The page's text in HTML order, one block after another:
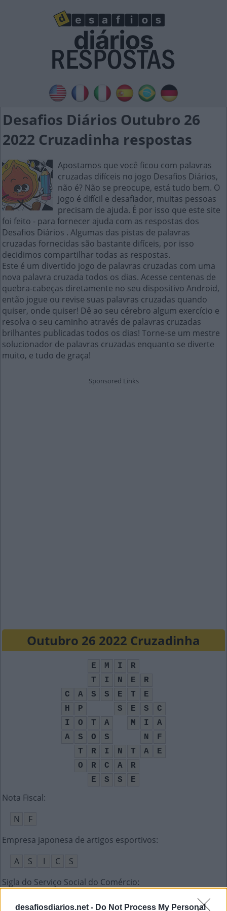
desafiosdiarios.net - Do Not Process My Personal
Desafios Diários Outubro 26
2022 Cruzadinha respostas
Apostamos que você ficou com palavras
cruzadas difíceis no jogo Desafios Diários,
não é? Não se preocupe, está tudo bem. O
jogo é difícil e desafiador, muitas pessoas
precisam de ajuda. É por isso que este site
foi feito - para fornecer ajuda com as respostas dos
Desafios Diários . Algumas das pistas de palavras
cruzadas fornecidas são bastante difíceis, por isso
decidimos compartilhar todas as respostas.
Este é um divertido jogo de palavras cruzadas com uma
nova palavra cruzada todos os dias. Acesse centenas de
quebra-cabeças diretamente no seu dispositivo Android,
então jogue ou revise suas palavras cruzadas quando
quiser, onde quiser! Dê ao seu cérebro algum exercício e
resolva o seu caminho através de palavras cruzadas
brilhantes publicadas todos os dias! Torne-se um mestre
solucionador de palavras cruzadas enquanto se diverte
muito, e tudo de graça!
Outubro 26 2022 Cruzadinha
E M I
R
T
I N E
R
C
A S S E T
E
H
P S E S
C
I
O T A M I
A
A
S O S N
F
T
R I N T A
E
O
R C A
R
E
S S E
Nota Fiscal:
N
F
Empresa japonesa de artigos esportivos:
A
S I C
S
Sigla do Serviço Social do Comércio:
S
E S C